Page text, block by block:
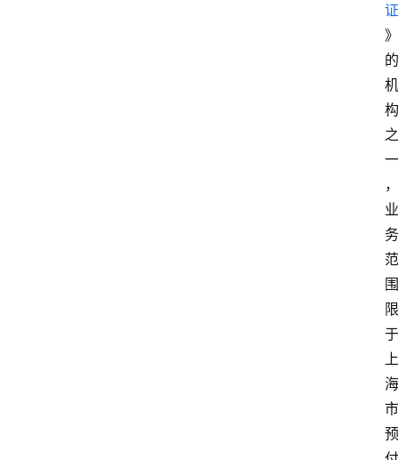
证
》
的
机
构
之
一
，
业
务
范
围
限
于
上
海
市
预